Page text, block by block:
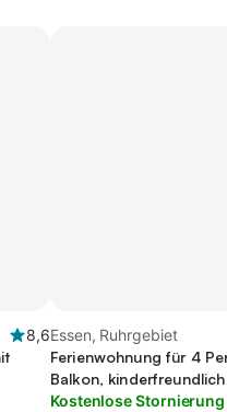
8,6Essen, Ruhrgebiet
Ferienwohnung für 4
Balkon, kinderfreundlich
Kostenlose Stornierung